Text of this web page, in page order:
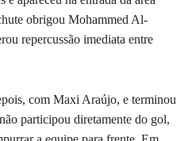
obrigou Mohammed Al-
repercussão imediata entre
com Maxi Araújo, e terminou
participou diretamente do gol,